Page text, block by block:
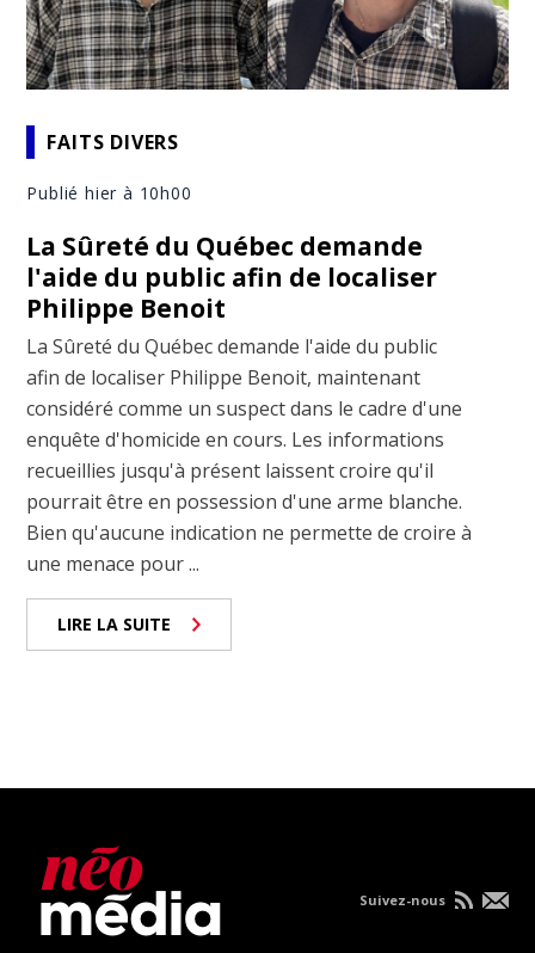
FAITS DIVERS
Publié hier à 10h00
La Sûreté du Québec demande
l'aide du public afin de localiser
Philippe Benoit
La Sûreté du Québec demande l'aide du public
afin de localiser Philippe Benoit, maintenant
considéré comme un suspect dans le cadre d'une
enquête d'homicide en cours. Les informations
recueillies jusqu'à présent laissent croire qu'il
pourrait être en possession d'une arme blanche.
Bien qu'aucune indication ne permette de croire à
une menace pour ...
LIRE LA SUITE
Suivez-nous